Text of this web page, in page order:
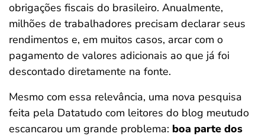
obrigações fiscais do brasileiro. Anualmente,
milhões de trabalhadores precisam declarar seus
rendimentos e, em muitos casos, arcar com o
pagamento de valores adicionais ao que já foi
descontado diretamente na fonte.
Mesmo com essa relevância, uma nova pesquisa
feita pela Datatudo com leitores do blog meutudo
escancarou um grande problema: boa parte dos